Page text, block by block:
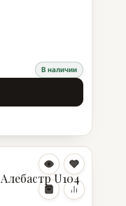
В наличии
U104